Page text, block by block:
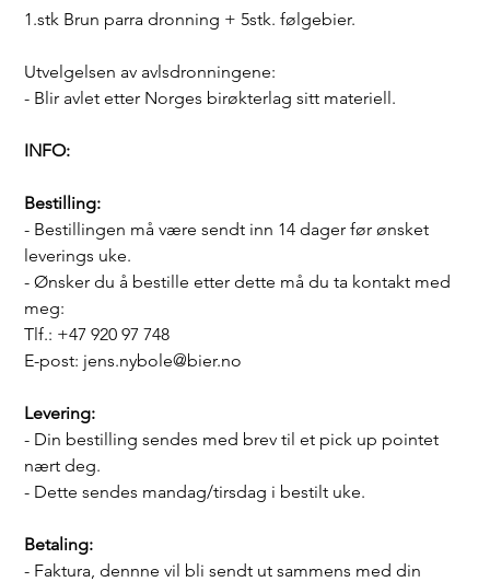
1.stk Brun parra dronning + 5stk. følgebier.
Utvelgelsen av avlsdronningene:
- Blir avlet etter Norges birøkterlag sitt materiell.
INFO:
Bestilling:
- Bestillingen må være sendt inn 14 dager før ønsket
leverings uke.
- Ønsker du å bestille etter dette må du ta kontakt med
meg:
Tlf.: +47 920 97 748
E-post: jens.nybole@bier.no
Levering:
- Din bestilling sendes med brev til et pick up pointet
nært deg.
- Dette sendes mandag/tirsdag i bestilt uke.
Betaling:
- Faktura, dennne vil bli sendt ut sammens med din